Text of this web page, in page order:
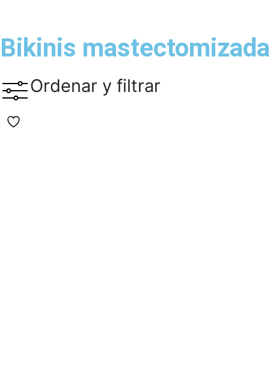
Bikinis mastectomizada
Ordenar y filtrar